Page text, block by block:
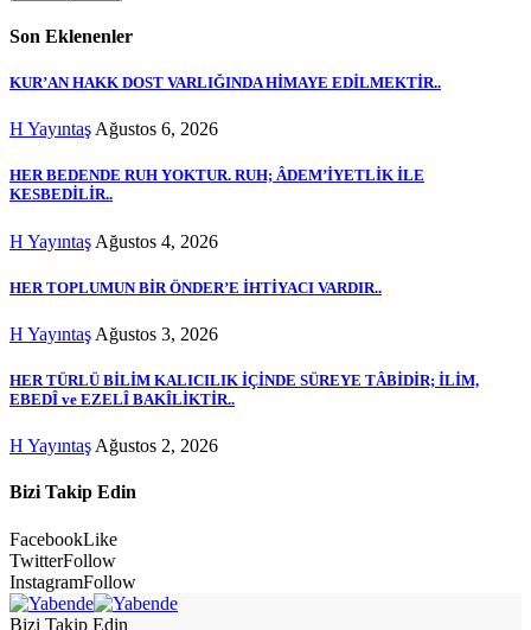
Son Eklenenler
KUR’AN HAKK DOST VARLIĞINDA HİMAYE EDİLMEKTİR..
H Yayıntaş Ağustos 6, 2026
HER BEDENDE RUH YOKTUR. RUH; ÂDEM’İYETLİK İLE
KESBEDİLİR..
H Yayıntaş Ağustos 4, 2026
HER TOPLUMUN BİR ÖNDER’E İHTİYACI VARDIR..
H Yayıntaş Ağustos 3, 2026
HER TÜRLÜ BİLİM KALICILIK İÇİNDE SÜREYE TÂBİDİR; İLİM,
EBEDÎ ve EZELÎ BAKÎLİKTİR..
H Yayıntaş Ağustos 2, 2026
Bizi Takip Edin
FacebookLike
TwitterFollow
InstagramFollow
Bizi Takip Edin